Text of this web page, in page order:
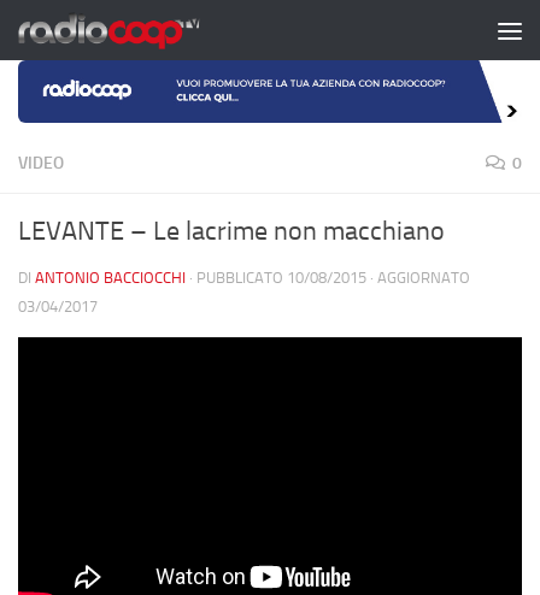
Salta al contenuto
VIDEO 0
LEVANTE – Le lacrime non macchiano
DI ANTONIO BACCIOCCHI · PUBBLICATO 10/08/2015 · AGGIORNATO
03/04/2017